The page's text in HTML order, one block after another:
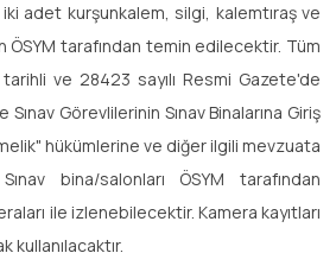
adet kurşunkalem, silgi, kalemtıraş ve
tarafından temin edilecektir. Tüm
ve 28423 sayılı Resmi Gazete'de
Sınav Görevlilerinin Sınav Binalarına Giriş
hükümlerine ve diğer ilgili mevzuata
bina/salonları ÖSYM tarafından
ile izlenebilecektir. Kamera kayıtları
kullanılacaktır.